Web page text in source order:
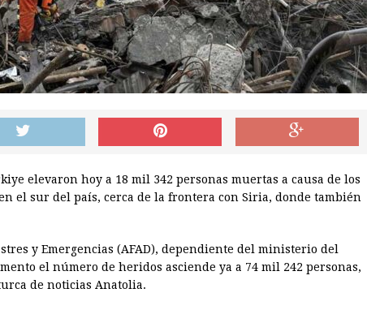
elevaron hoy a 18 mil 342 personas muertas a causa de los
el sur del país, cerca de la frontera con Siria, donde también
y Emergencias (AFAD), dependiente del ministerio del
el número de heridos asciende ya a 74 mil 242 personas,
de noticias Anatolia.